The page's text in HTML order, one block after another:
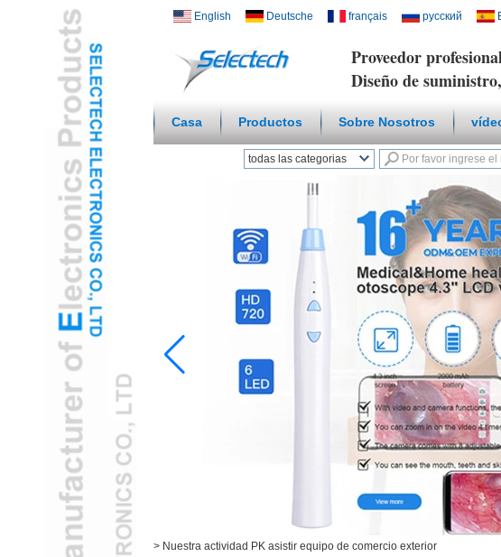
Proveedor
Diseño de
English Deutsche français русский
Casa Productos Sobre Nosotros
todas las categorias
Hogar inteligente
inalámbricoL
redL
Placa Multi Media /
Temperatura Humedad
SensorL
Microscopio Digital /
Adaptador De ViajeL
Concentrador USB3.0L
Salud / Cosmética Cam
Electrónica inteligenteL
Productos UngroupedL
bolígrafo 3dL
> Nuestra actividad PK asistir equipo de comercio exterior